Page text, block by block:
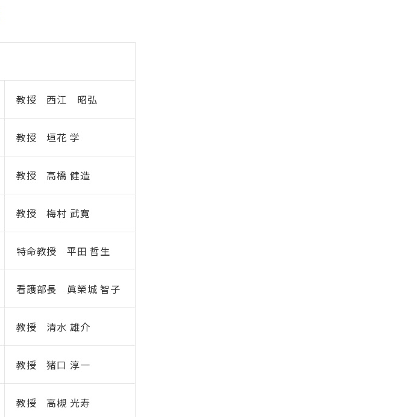
教授 西江 昭弘
教授 垣花 学
教授 高橋 健造
教授 梅村 武寛
特命教授 平田 哲生
看護部長 眞榮城 智子
教授 清水 雄介
教授 猪口 淳一
教授 高槻 光寿